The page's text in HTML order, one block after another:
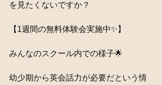
を見たくないですか？
【1週間の無料体験会実施中✨】
みんなのスクール内での様子🌟
幼少期から英会話力が必要だという情